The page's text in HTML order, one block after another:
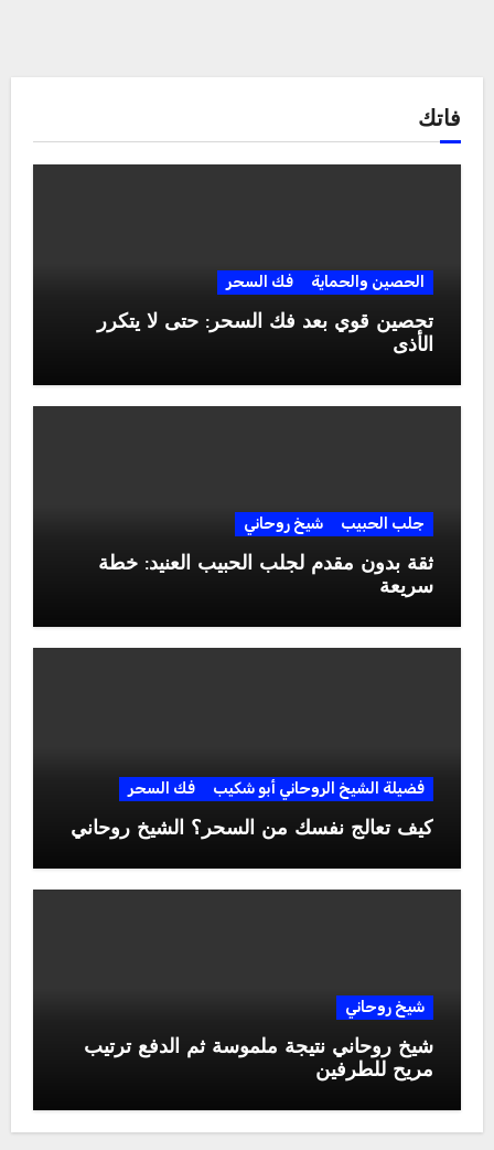
فاتك
الحصين والحماية فك السحر
تحصين قوي بعد فك السحر: حتى لا يتكرر
الأذى
جلب الحبيب شيخ روحاني
ثقة بدون مقدم لجلب الحبيب العنيد: خطة
سريعة
فضيلة الشيخ الروحاني أبو شكيب فك السحر
كيف تعالج نفسك من السحر؟ الشيخ روحاني
شيخ روحاني
شيخ روحاني نتيجة ملموسة ثم الدفع ترتيب
مريح للطرفين